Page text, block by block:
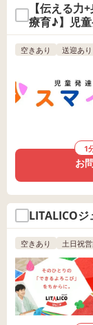
【伝える
療育♪】児
中♪】
空きあり 送迎あり
1
お
LITALICO
空きあり 土日祝